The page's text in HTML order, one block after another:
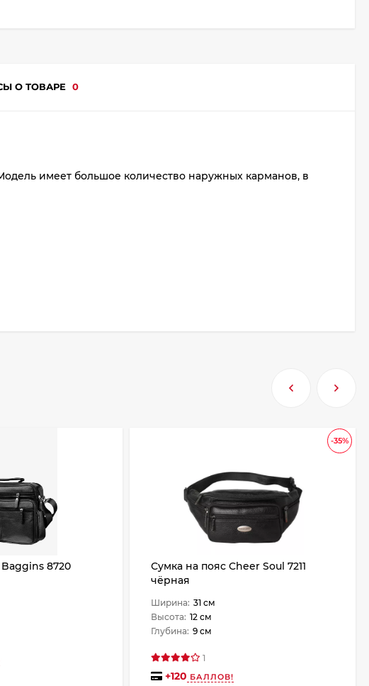
О ТОВАРЕ 0
имеет большое количество наружных карманов, в
8720
-35%
Сумка на пояс Cheer Soul 7211
чёрная
Ширина: 31 см
Высота: 12 см
Глубина: 9 см
1
+120 БАЛЛОВ!